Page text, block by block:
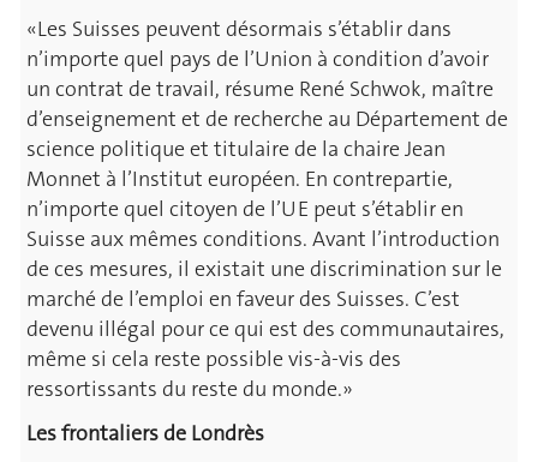
«Les Suisses peuvent désormais s’établir dans
n’importe quel pays de l’Union à condition d’avoir
un contrat de travail, résume René Schwok, maître
d’enseignement et de recherche au Département de
science politique et titulaire de la chaire Jean
Monnet à l’Institut européen. En contrepartie,
n’importe quel citoyen de l’UE peut s’établir en
Suisse aux mêmes conditions. Avant l’introduction
de ces mesures, il existait une discrimination sur le
marché de l’emploi en faveur des Suisses. C’est
devenu illégal pour ce qui est des communautaires,
même si cela reste possible vis-à-vis des
ressortissants du reste du monde.»
Les frontaliers de Londrès